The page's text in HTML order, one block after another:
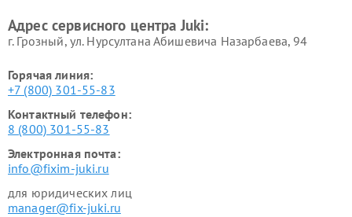
Адрес сервисного центра Juki:
г. Грозный, ул. Нурсултана Абишевича Назарбаева, 94
Горячая линия:
+7 (800) 301-55-83
Контактный телефон:
8 (800) 301-55-83
Электронная почта:
info@fixim-juki.ru
для юридических лиц
manager@fix-juki.ru